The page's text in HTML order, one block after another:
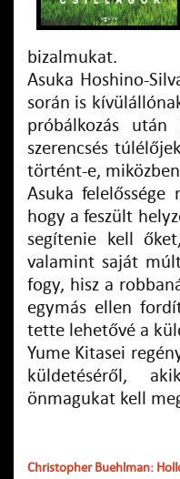
bizalmukat.
Asuka Hoshino-
során is
próbálkozás
szerencsés
történt-e,
Asuka
hogy a feszült
segítenie kell
valamint saját
fogy, hisz a
egymás ellen
tette lehetővé a
Yume Kitasei
küldetéséről,
önmagukat kell
Christopher Buehlman: